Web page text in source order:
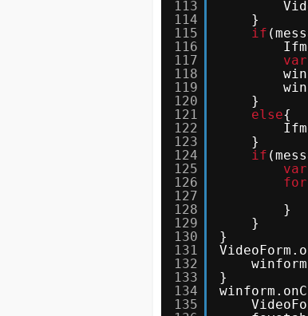
113
114
115
116
117
118
119
120
121
122
123
124
125
126
127
128
129
130
131
132
133
134
135
}
if
var
}
else{
}
if
var
for
}
}
}
}